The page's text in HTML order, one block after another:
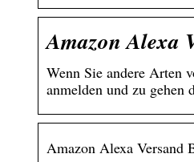
Amazon Alexa
Wenn Sie andere Arten
anmelden und zu
Amazon Alexa Versand